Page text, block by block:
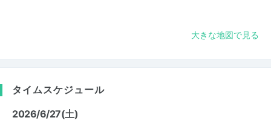
大きな地図で見る
タイムスケジュール
2026/6/27(土)